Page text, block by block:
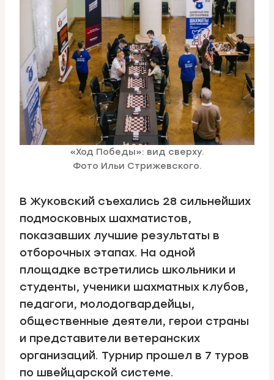
«Ход Победы»: вид сверху.
Фото Ильи Стрижевского.
В Жуковский съехались 28 сильнейших
подмосковных шахматистов,
показавших лучшие результаты в
отборочных этапах. На одной
площадке встретились школьники и
студенты, ученики шахматных клубов,
педагоги, молодогвардейцы,
общественные деятели, герои страны
и представители ветеранских
организаций. Турнир прошел в 7 туров
по швейцарской системе.